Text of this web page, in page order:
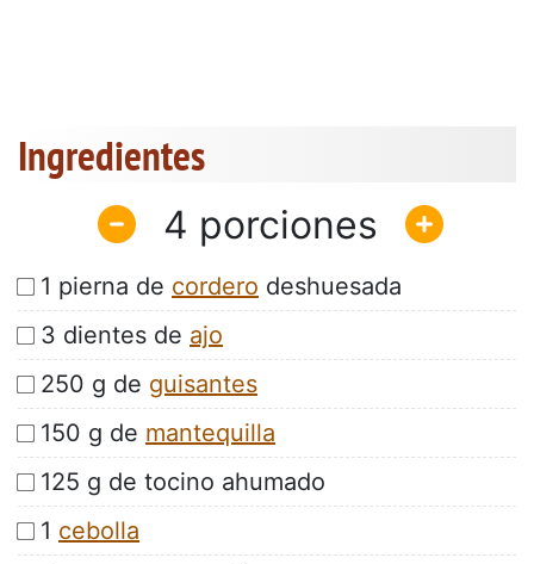
Ingredientes
4
1 pierna de cordero deshuesada
3 dientes de ajo
250 g de guisantes
150 g de mantequilla
125 g de tocino ahumado
1 cebolla